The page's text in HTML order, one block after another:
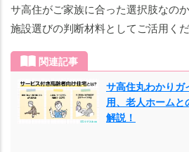
サ高住がご家族に合った選択肢なの
施設選びの判断材料としてご活用くだ
関連記事
サ高住丸わかり
用、老人ホームと
解説！
認
知
症
な
ら
介
護